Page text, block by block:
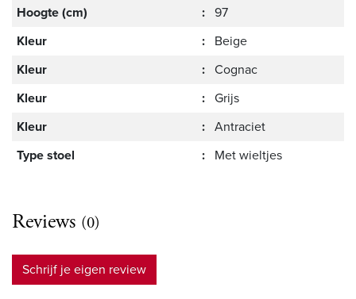
Hoogte (cm)
: 97
Kleur
: Beige
Kleur
: Cognac
Kleur
: Grijs
Kleur
: Antraciet
Type stoel
: Met wieltjes
Reviews (0)
Schrijf je eigen review